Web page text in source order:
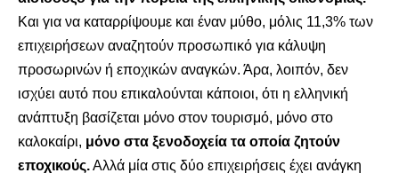
Και για να καταρρίψουμε και έναν μύθο, μόλις 11,3% των
επιχειρήσεων αναζητούν προσωπικό για κάλυψη
προσωρινών ή εποχικών αναγκών. Άρα, λοιπόν, δεν
ισχύει αυτό που επικαλούνται κάποιοι, ότι η ελληνική
ανάπτυξη βασίζεται μόνο στον τουρισμό, μόνο στο
καλοκαίρι, μόνο στα ξενοδοχεία τα οποία ζητούν
εποχικούς.Αλλά μία στις δύο επιχειρήσεις έχει ανάγκη